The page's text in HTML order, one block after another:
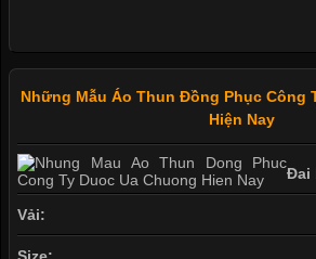
Những Mẫu Áo Thun Đồng Phục Công
Hiện Nay
Đai
Vải: